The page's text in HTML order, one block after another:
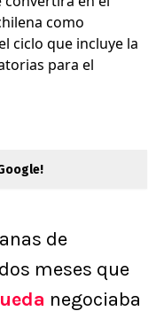
como
ciclo que incluye la
para el
de
meses que
negociaba